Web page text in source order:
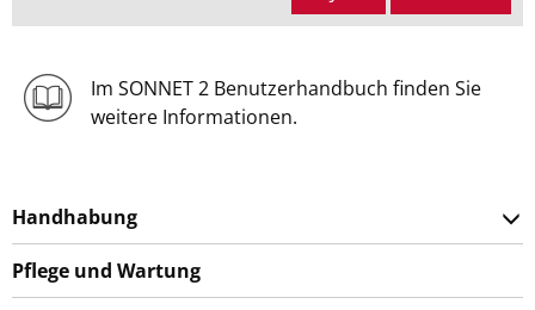
Im SONNET 2 Benutzerhandbuch finden Sie
weitere Informationen.
Handhabung
Pflege und Wartung